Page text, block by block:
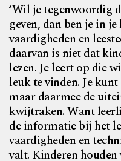
‘Wil je tegenwoordig
geven, dan ben je in
vaardigheden en
daarvan is niet dat
lezen. Je leert op die
leuk te vinden. Je
maar daarmee de
kwijtraken. Want
de informatie bij het
vaardigheden en
valt. Kinderen